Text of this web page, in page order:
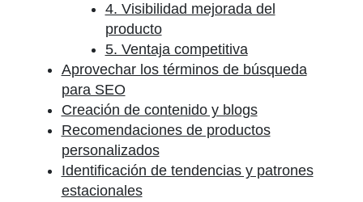
4. Visibilidad mejorada del
producto
5. Ventaja competitiva
Aprovechar los términos de búsqueda
para SEO
Creación de contenido y blogs
Recomendaciones de productos
personalizados
Identificación de tendencias y patrones
estacionales